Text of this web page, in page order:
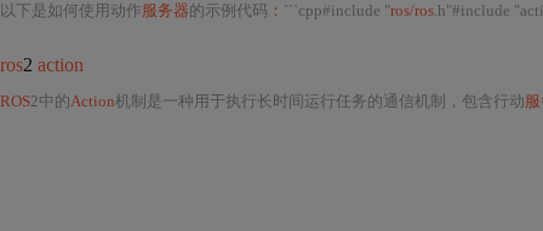
以下是如何使用动作服务器的示例代码 ： ```cpp#include "ros/ros.h"#include
ros2 action
ROS2中的Action机制是一种用于执行长时间运行任务的通信机制，包含行动